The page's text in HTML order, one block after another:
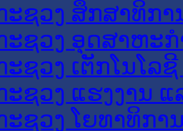
ະຊວງ ສຶກສາທິກາ
ະຊວງ ອຸດສາຫະ
ະຊວງ ເຕັກໂນໂລ
ະຊວງ ແຮງງານ
ະຊວງ ໂຍທາທິກາ